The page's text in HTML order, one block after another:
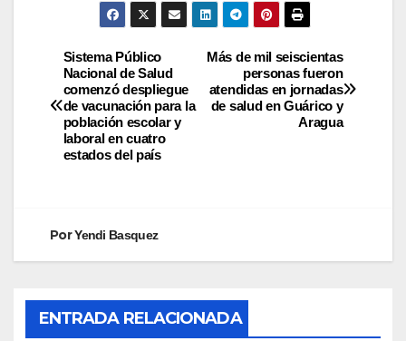
Más de mil seiscientas
personas fueron
atendidas en jornadas
de salud en Guárico y
Aragua
Sistema Público
Nacional de Salud
comenzó despliegue
de vacunación para la
población escolar y
laboral en cuatro
estados del país
PorYendi Basquez
ENTRADA RELACIONADA